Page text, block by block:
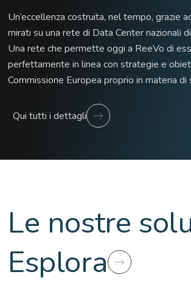
Un’eccellenza costruita, nel tempo, grazie
mirati su una rete di Data Center nazionali
Una rete che permette oggi a ReeVo di
perfettamente in linea con strategie e
Commissione Europea proprio in materia di
Qui tutti i dettagli
Le nostre
Esplora